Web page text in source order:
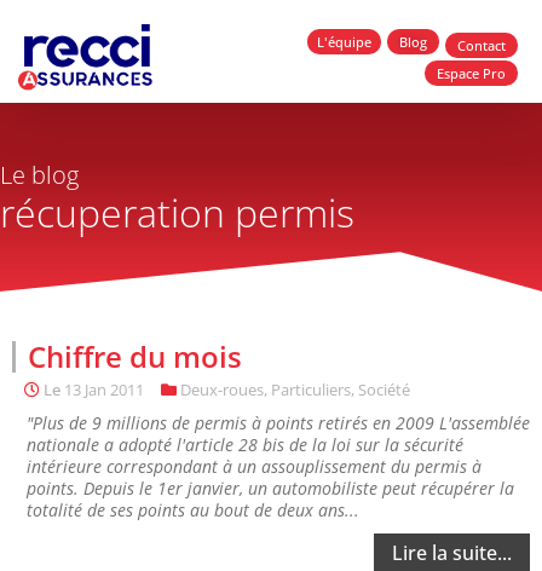
L'équipe Blog
Contact
Espace Pro
Le blog
récuperation permis
Chiffre du mois
Le 13 Jan 2011 Deux-roues, Particuliers, Société
"Plus de 9 millions de permis à points retirés en 2009 L'assemblée
nationale a adopté l'article 28 bis de la loi sur la sécurité
intérieure correspondant à un assouplissement du permis à
points. Depuis le 1er janvier, un automobiliste peut récupérer la
totalité de ses points au bout de deux ans...
Lire la suite...